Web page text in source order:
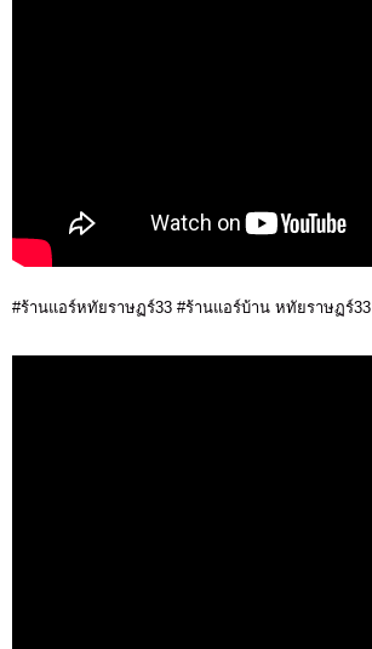
#ร้านแอร์หทัยราษฏร์33 #ร้านแอร์บ้าน หทัยราษฏร์33